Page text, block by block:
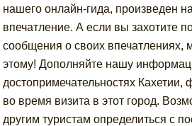
нашего онлайн-гида, произведен
впечатление. А если вы захотите
сообщения о своих впечатлениях,
этому! Дополняйте нашу
достопримечательностях Кахетии,
во время визита в этот город.
другим туристам определиться с